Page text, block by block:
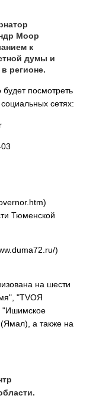
Моор
к
думы и
регионе.
посмотреть
сетях:
Тюменской
)
на шести
"TVOЯ
"Ишимское
а также на